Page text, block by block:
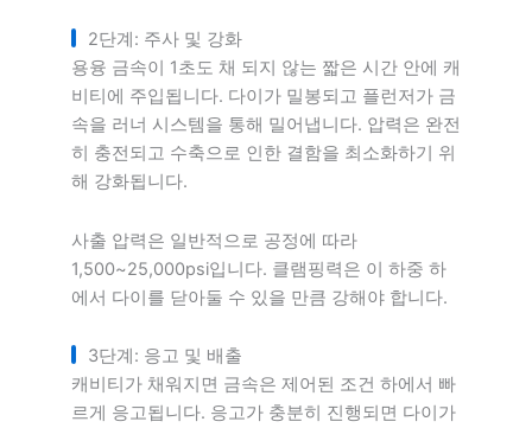
2단계: 주사 및 강화
용융 금속이 1초도 채 되지 않는 짧은 시간 안에 캐
비티에 주입됩니다. 다이가 밀봉되고 플런저가 금
속을 러너 시스템을 통해 밀어냅니다. 압력은 완전
히 충전되고 수축으로 인한 결함을 최소화하기 위
해 강화됩니다.
사출 압력은 일반적으로 공정에 따라
1,500~25,000psi입니다. 클램핑력은 이 하중 하
에서 다이를 닫아둘 수 있을 만큼 강해야 합니다.
3단계: 응고 및 배출
캐비티가 채워지면 금속은 제어된 조건 하에서 빠
르게 응고됩니다. 응고가 충분히 진행되면 다이가